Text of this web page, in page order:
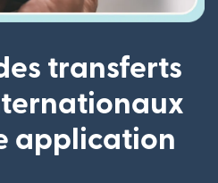
transferts
application